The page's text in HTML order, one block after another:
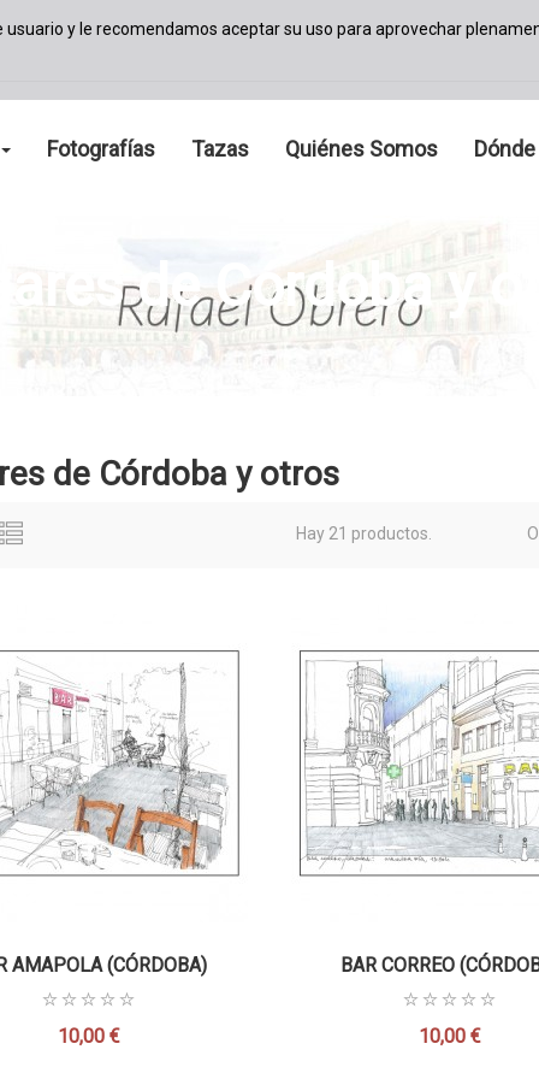
y le recomendamos aceptar su uso para aprovechar
Fotografías Tazas Quiénes Somos
de Córdoba y
de Córdoba y otros
Hay 21 productos.
AMAPOLA (CÓRDOBA)
Precio
10,00 €
BAR CORREO
Precio
10,00 €